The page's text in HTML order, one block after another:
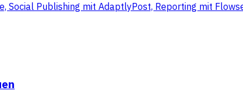
Social Publishing mit AdaptlyPost, Reporting mit